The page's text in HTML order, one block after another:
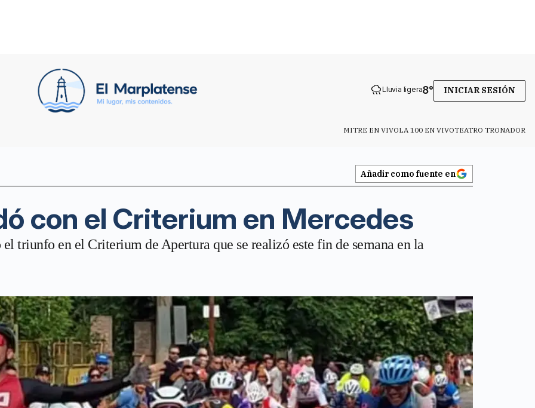
Lluvia ligera8° INICIAR SESIÓN
MITRE EN VIVOLA 100 EN VIVOTEATRO TRONADOR
Añadir como fuente en
con el Criterium en Mercedes
triunfo en el Criterium de Apertura que se realizó este fin de semana en la